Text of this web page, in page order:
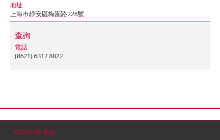
COOKIES 通知
地址
上海市靜安區梅園路228號
查詢
電話
(8621) 6317 8822
© 2026 嘉里建設有限公司 (於百慕達註冊成立之有限公司)